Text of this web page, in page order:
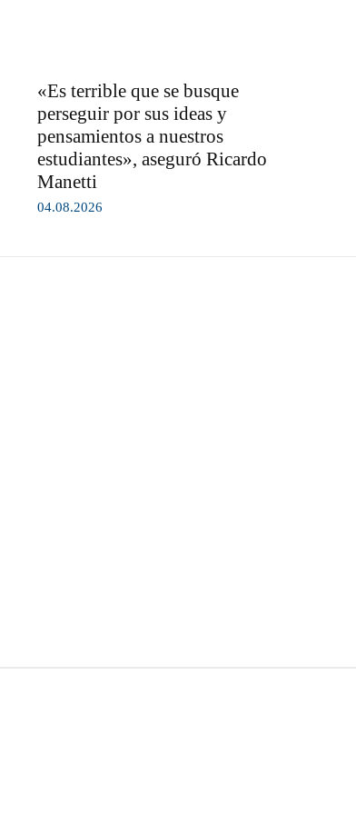
«Es terrible que se busque
perseguir por sus ideas y
pensamientos a nuestros
estudiantes», aseguró Ricardo
Manetti
04.08.2026